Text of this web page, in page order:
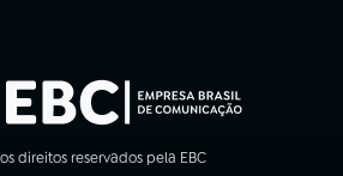
direitos reservados pela EBC